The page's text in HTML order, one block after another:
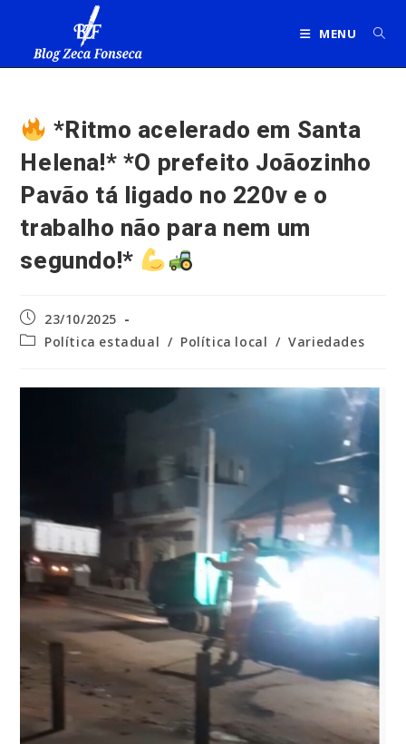
MENU
*Ritmo acelerado em Santa
Helena!* *O prefeito Joãozinho
Pavão tá ligado no 220v e o
trabalho não para nem um
segundo!*
Post
publicado:
23/10/2025
Categoria
Política estadual / Política local / Variedades